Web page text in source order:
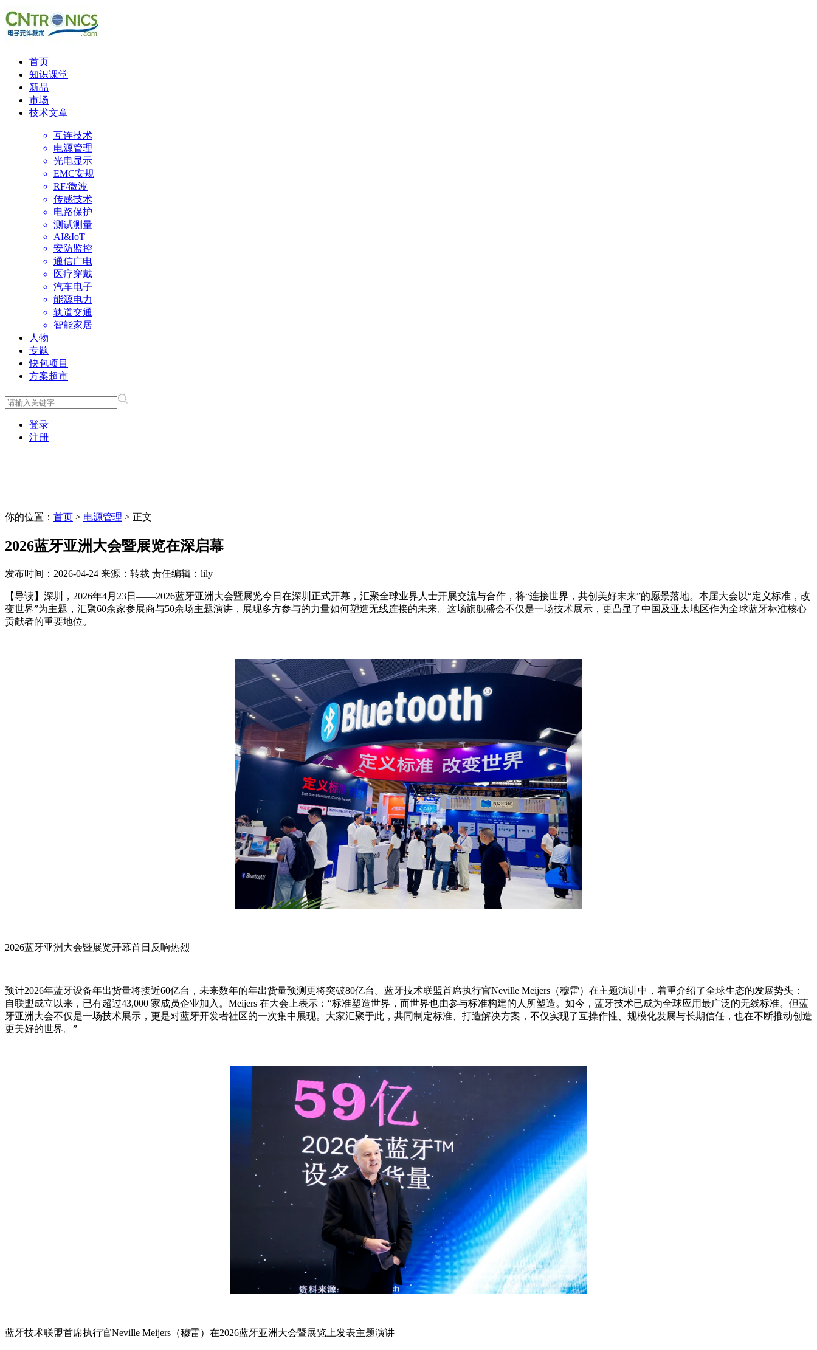
首页
知识课堂
新品
市场
技术文章
互连技术
电源管理
光电显示
EMC安规
RF/微波
传感技术
电路保护
测试测量
AI&IoT
安防监控
通信广电
医疗穿戴
汽车电子
能源电力
轨道交通
智能家居
人物
专题
快包项目
方案超市
登录
注册
你的位置： 首页 > 电源管理 > 正文
2026蓝牙亚洲大会暨展览在深启幕
发布时间：2026-04-24 来源：转载 责任编辑：lily
【导读】深圳，2026年4月23日——2026蓝牙亚洲大会暨展览今日在深圳正式开幕，汇聚全球业界人士开展交流与合作，将“连接世界，共创美好未来”的愿景落地。本届大会以“定义标准，改
变世界”为主题，汇聚60余家参展商与50余场主题演讲，展现多方参与的力量如何塑造无线连接的未来。这场旗舰盛会不仅是一场技术展示，更凸显了中国及亚太地区作为全球蓝牙标准核心
贡献者的重要地位。
2026蓝牙亚洲大会暨展览开幕首日反响热烈
预计2026年蓝牙设备年出货量将接近60亿台，未来数年的年出货量预测更将突破80亿台。蓝牙技术联盟首席执行官Neville Meijers（穆雷）在主题演讲中，着重介绍了全球生态的发展势头：
自联盟成立以来，已有超过43,000 家成员企业加入。Meijers 在大会上表示：“标准塑造世界，而世界也由参与标准构建的人所塑造。如今，蓝牙技术已成为全球应用最广泛的无线标准。但蓝
牙亚洲大会不仅是一场技术展示，更是对蓝牙开发者社区的一次集中展现。大家汇聚于此，共同制定标准、打造解决方案，不仅实现了互操作性、规模化发展与长期信任，也在不断推动创造
更美好的世界。”
蓝牙技术联盟首席执行官Neville Meijers（穆雷）在2026蓝牙亚洲大会暨展览上发表主题演讲